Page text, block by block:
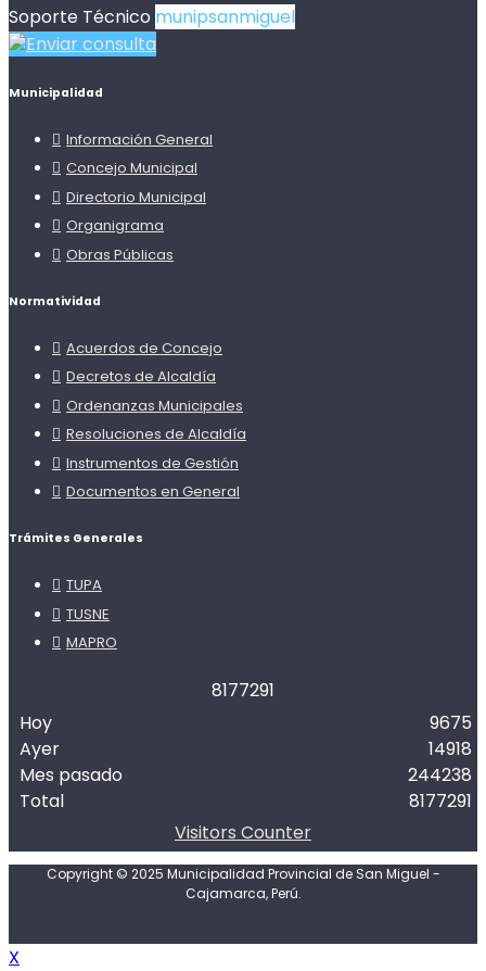
Soporte Técnico munipsanmiguel
Enviar consulta
Municipalidad
Información General
Concejo Municipal
Directorio Municipal
Organigrama
Obras Públicas
Normatividad
Acuerdos de Concejo
Decretos de Alcaldía
Ordenanzas Municipales
Resoluciones de Alcaldía
Instrumentos de Gestión
Documentos en General
Trámites Generales
TUPA
TUSNE
MAPRO
8177291
Hoy
Ayer
Mes pasado
Total
9675
14918
244238
8177291
Visitors Counter
Copyright © 2025 Municipalidad Provincial de San Miguel -
Cajamarca, Perú.
X